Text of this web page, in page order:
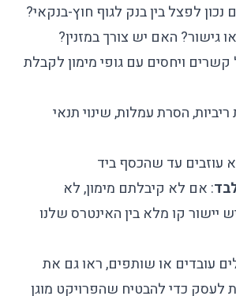
נכון לפצל בין בנק לגוף חוץ-בנקאי?
גישור? האם יש צורך במזנין?
קשרים ויחסים עם גופי מימון לקבלת
ריביות, הסרת עמלות, שינוי תנאי
עוזבים עד שהכסף ביד
: אם לא קיבלתם מימון, לא
יישור קו מלא בין האינטרס שלנו
עובדים או שותפים, ראו גם את
לעסק כדי להבטיח שהפרויקט מוגן